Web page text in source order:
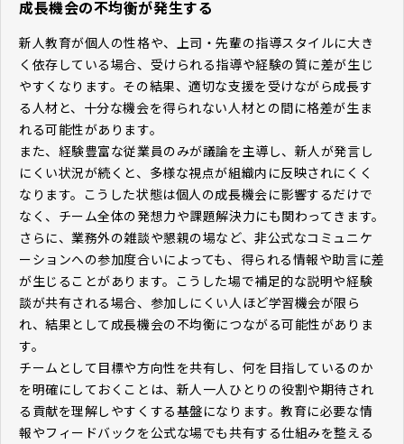
成長機会の不均衡が発生する
新人教育が個人の性格や、上司・先輩の指導スタイルに大き
く依存している場合、受けられる指導や経験の質に差が生じ
やすくなります。その結果、適切な支援を受けながら成長す
る人材と、十分な機会を得られない人材との間に格差が生ま
れる可能性があります。
また、経験豊富な従業員のみが議論を主導し、新人が発言し
にくい状況が続くと、多様な視点が組織内に反映されにくく
なります。こうした状態は個人の成長機会に影響するだけで
なく、チーム全体の発想力や課題解決力にも関わってきます。
さらに、業務外の雑談や懇親の場など、非公式なコミュニケ
ーションへの参加度合いによっても、得られる情報や助言に差
が生じることがあります。こうした場で補足的な説明や経験
談が共有される場合、参加しにくい人ほど学習機会が限ら
れ、結果として成長機会の不均衡につながる可能性がありま
す。
チームとして目標や方向性を共有し、何を目指しているのか
を明確にしておくことは、新人一人ひとりの役割や期待され
る貢献を理解しやすくする基盤になります。教育に必要な情
報やフィードバックを公式な場でも共有する仕組みを整える